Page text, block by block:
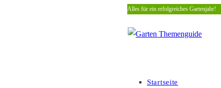
Zum
springen
Alles für ein erfolgreiches Gartenjahr!
Startseite